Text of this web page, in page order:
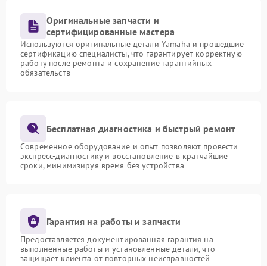
Оригинальные запчасти и
сертифицированные мастера
Используются оригинальные детали Yamaha и прошедшие
сертификацию специалисты, что гарантирует корректную
работу после ремонта и сохранение гарантийных
обязательств
Бесплатная диагностика и быстрый ремонт
Современное оборудование и опыт позволяют провести
экспресс-диагностику и восстановление в кратчайшие
сроки, минимизируя время без устройства
Гарантия на работы и запчасти
Предоставляется документированная гарантия на
выполненные работы и установленные детали, что
защищает клиента от повторных неисправностей